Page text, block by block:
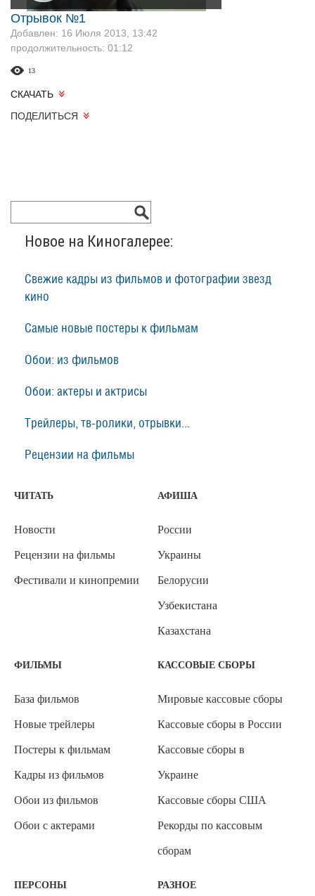
Отрывок №1
Добавлен: 16 Июля 2013, 13:42
продолжительность: 01:12
13
СКАЧАТЬ
ПОДЕЛИТЬСЯ
Новое на Киногалерее:
Свежие кадры из фильмов и фотографии звезд
кино
Самые новые постеры к фильмам
Обои: из фильмов
Обои: актеры и актрисы
Трейлеры, тв-ролики, отрывки...
Рецензии на фильмы
ЧИТАТЬ
Новости
Рецензии на фильмы
Фестивали и кинопремии
АФИША
России
Украины
Белорусии
Узбекистана
Казахстана
ФИЛЬМЫ
База фильмов
Новые трейлеры
Постеры к фильмам
Кадры из фильмов
Обои из фильмов
Обои с актерами
КАССОВЫЕ СБОРЫ
Мировые кассовые сборы
Кассовые сборы в России
Кассовые сборы в
Украине
Кассовые сборы США
Рекорды по кассовым
сборам
ПЕРСОНЫ РАЗНОЕ